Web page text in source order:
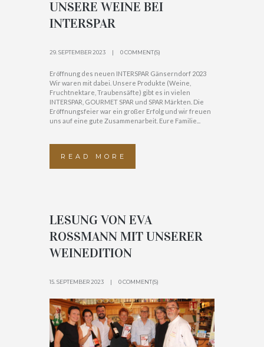
UNSERE WEINE BEI
INTERSPAR
29. SEPTEMBER 2023 0 COMMENT(S)
Eröffnung des neuen INTERSPAR Gänserndorf 2023
Wir waren mit dabei. Unsere Produkte (Weine,
Fruchtnektare, Traubensäfte) gibt es in vielen
INTERSPAR, GOURMET SPAR und SPAR Märkten. Die
Eröffnungsfeier war ein großer Erfolg und wir freuen
uns auf eine gute Zusammenarbeit. Eure Familie...
READ MORE
LESUNG VON EVA
ROSSMANN MIT UNSERER
WEINEDITION
15. SEPTEMBER 2023 0 COMMENT(S)